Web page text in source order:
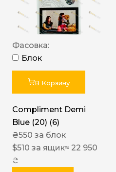
Фасовка:
Блок
В Корзину
Compliment Demi
Blue (20) (6)
₴550 за блок
$510 за ящик≈ 22 950
₴